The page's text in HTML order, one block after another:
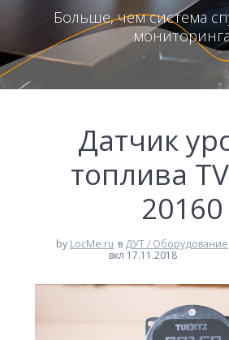
Больше, чем система
Датчик
топлива
20160
by LocMe.ru в ДУТ / Оборудование
вкл 17.11.2018